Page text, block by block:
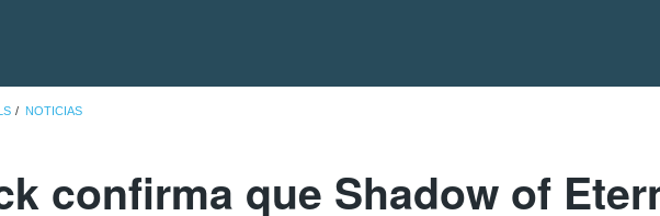
NOTICIAS
confirma que Shadow of